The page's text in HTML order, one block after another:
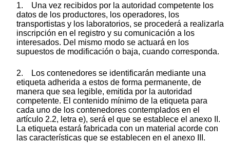
1. Una vez recibidos por la autoridad competente los
datos de los productores, los operadores, los
transportistas y los laboratorios, se procederá a realizarla
inscripción en el registro y su comunicación a los
interesados. Del mismo modo se actuará en los
supuestos de modificación o baja, cuando corresponda.
2. Los contenedores se identificarán mediante una
etiqueta adherida a estos de forma permanente, de
manera que sea legible, emitida por la autoridad
competente. El contenido mínimo de la etiqueta para
cada uno de los contenedores contemplados en el
artículo 2.2, letra e), será el que se establece el anexo II.
La etiqueta estará fabricada con un material acorde con
las características que se establecen en el anexo III.